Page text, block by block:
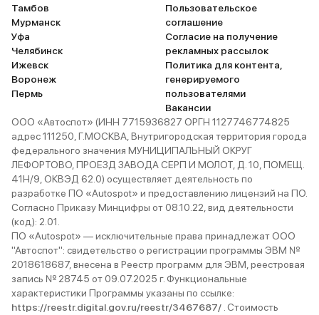
Тамбов
Мурманск
Уфа
Челябинск
Ижевск
Воронеж
Пермь
Пользовательское
соглашение
Согласие на получение
рекламных рассылок
Политика для контента,
генерируемого
пользователями
Вакансии
ООО «Автоспот» (ИНН 7715936827 ОРГН 1127746774825
адрес 111250, Г.МОСКВА, Внутригородская территория города
федерального значения МУНИЦИПАЛЬНЫЙ ОКРУГ
ЛЕФОРТОВО, ПРОЕЗД ЗАВОДА СЕРП И МОЛОТ, Д. 10, ПОМЕЩ.
41Н/9, ОКВЭД 62.0) осуществляет деятельность по
разработке ПО «Autospot» и предоставлению лицензий на ПО.
Согласно Приказу Минцифры от 08.10.22, вид деятельности
(код): 2.01.
ПО «Autospot» — исключительные права принадлежат ООО
"Автоспот": свидетельство о регистрации программы ЭВМ №
2018618687, внесена в Реестр программ для ЭВМ, реестровая
запись № 28745 от 09.07.2025 г. Функциональные
характеристики Программы указаны по ссылке:
https://reestr.digital.gov.ru/reestr/3467687/ . Стоимость